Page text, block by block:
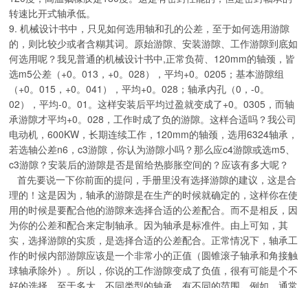
转速比开式轴承低。
9. 机械设计书中，只见如何选用轴和孔的公差，至于如何选用游隙
的，则比较少或者含糊其词。原始游隙、安装游隙、工作游隙到底如
何选用呢？我见普通的机械设计书中,正常负荷、120mm的轴颈，皆
选m5公差（+0。013，+0。028），平均+0。0205；基本游隙组
（+0。015，+0。041），平均+0。028；轴承内孔（0，-0。
02），平均-0。01。这样安装后平均过盈就变成了+0。0305，而轴
承游隙才平均+0。028，工作时成了负的游隙。这样合适吗？我公司
电动机，600KW，长期连续工作，120mm的轴颈，选用6324轴承，
若选轴公差n6，c3游隙，你认为游隙小吗？那么应c4游隙或选m5、
c3游隙？安装后的游隙是否是留给热膨胀空间的？应该有多大呢？
首先要说一下你前面的提问，手册里没有选择游隙的建议，这是合
理的！这是因为，轴承的游隙是在生产的时候就确定的，这样你在使
用的时候是要配合他的游隙来选择合适的公差配合。而不是相反，因
为你的公差和配合来定制轴承。因为轴承是标准件。由上可知，其
实，选择游隙的实质，是选择合适的公差配合。正常情况下，轴承工
作的时候内部游隙应该是一个非常小的正值（圆锥滚子轴承和角接触
球轴承除外）。所以，你说的工作游隙变成了负值，很有可能是个不
好的选择。至于多大，不同类型的轴承，有不同的范围。例如，通常